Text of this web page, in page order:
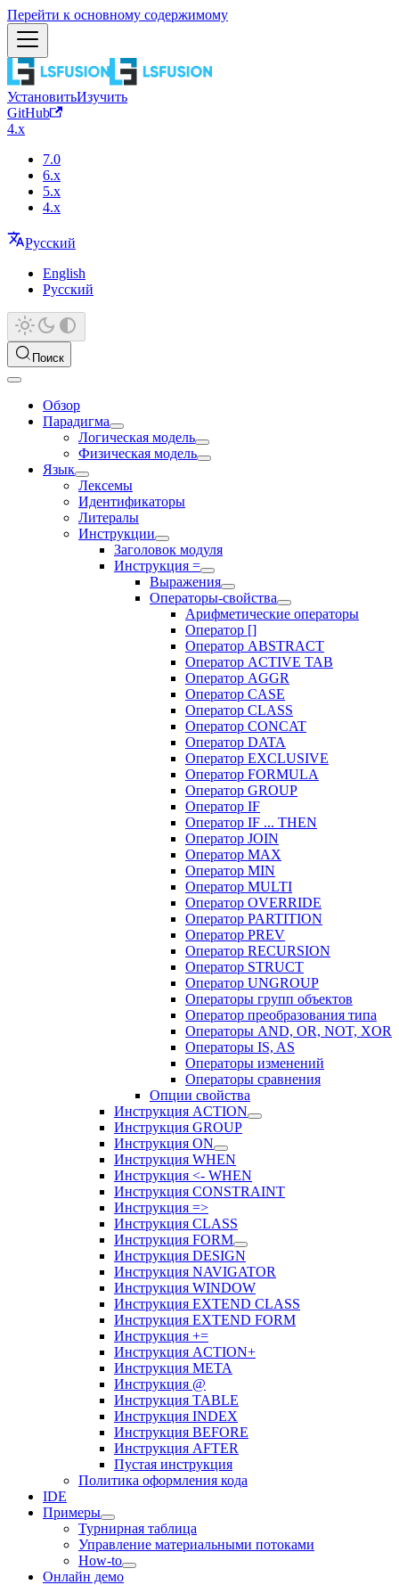
Перейти к основному содержимому
УстановитьИзучить
GitHub
4.x
7.0
6.x
5.x
4.x
Русский
English
Русский
Поиск
Обзор
Парадигма
Логическая модель
Физическая модель
Язык
Лексемы
Идентификаторы
Литералы
Инструкции
Заголовок модуля
Инструкция =
Выражения
Операторы-свойства
Арифметические операторы
Оператор []
Оператор ABSTRACT
Оператор ACTIVE TAB
Оператор AGGR
Оператор CASE
Оператор CLASS
Оператор CONCAT
Оператор DATA
Оператор EXCLUSIVE
Оператор FORMULA
Оператор GROUP
Оператор IF
Оператор IF ... THEN
Оператор JOIN
Оператор MAX
Оператор MIN
Оператор MULTI
Оператор OVERRIDE
Оператор PARTITION
Оператор PREV
Оператор RECURSION
Оператор STRUCT
Оператор UNGROUP
Операторы групп объектов
Оператор преобразования типа
Операторы AND, OR, NOT, XOR
Операторы IS, AS
Операторы изменений
Операторы сравнения
Опции свойства
Инструкция ACTION
Инструкция GROUP
Инструкция ON
Инструкция WHEN
Инструкция <- WHEN
Инструкция CONSTRAINT
Инструкция =>
Инструкция CLASS
Инструкция FORM
Инструкция DESIGN
Инструкция NAVIGATOR
Инструкция WINDOW
Инструкция EXTEND CLASS
Инструкция EXTEND FORM
Инструкция +=
Инструкция ACTION+
Инструкция META
Инструкция @
Инструкция TABLE
Инструкция INDEX
Инструкция BEFORE
Инструкция AFTER
Пустая инструкция
Политика оформления кода
IDE
Примеры
Турнирная таблица
Управление материальными потоками
How-to
Онлайн демо